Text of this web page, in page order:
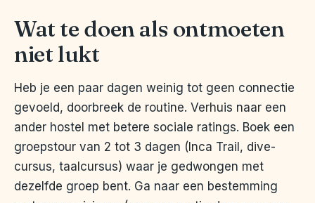
Wat te doen als ontmoeten
niet lukt
Heb je een paar dagen weinig tot geen connectie
gevoeld, doorbreek de routine. Verhuis naar een
ander hostel met betere sociale ratings. Boek een
groepstour van 2 tot 3 dagen (Inca Trail, dive-
cursus, taalcursus) waar je gedwongen met
dezelfde groep bent. Ga naar een bestemming